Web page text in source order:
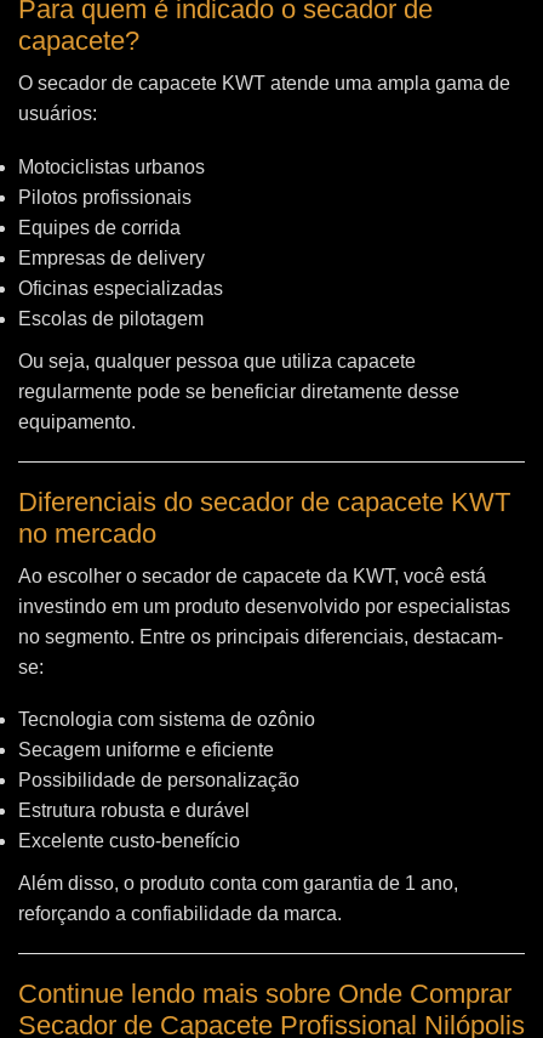
Para quem é indicado o secador de
capacete?
O secador de capacete KWT atende uma ampla gama de
usuários:
Motociclistas urbanos
Pilotos profissionais
Equipes de corrida
Empresas de delivery
Oficinas especializadas
Escolas de pilotagem
Ou seja, qualquer pessoa que utiliza capacete
regularmente pode se beneficiar diretamente desse
equipamento.
Diferenciais do secador de capacete KWT
no mercado
Ao escolher o secador de capacete da KWT, você está
investindo em um produto desenvolvido por especialistas
no segmento. Entre os principais diferenciais, destacam-
se:
Tecnologia com sistema de ozônio
Secagem uniforme e eficiente
Possibilidade de personalização
Estrutura robusta e durável
Excelente custo-benefício
Além disso, o produto conta com garantia de 1 ano,
reforçando a confiabilidade da marca.
Continue lendo mais sobre Onde Comprar
Secador de Capacete Profissional Nilópolis